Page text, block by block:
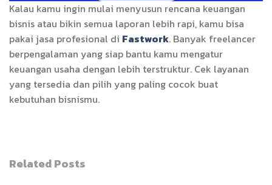
Kalau kamu ingin mulai menyusun rencana keuangan
bisnis atau bikin semua laporan lebih rapi, kamu bisa
pakai jasa profesional di Fastwork. Banyak freelancer
berpengalaman yang siap bantu kamu mengatur
keuangan usaha dengan lebih terstruktur. Cek layanan
yang tersedia dan pilih yang paling cocok buat
kebutuhan bisnismu.
Related Posts